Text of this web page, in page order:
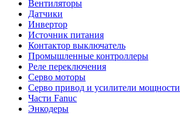
Вентиляторы
Датчики
Инвертор
Источник питания
Контактор выключатель
Промышленные контроллеры
Реле переключения
Серво моторы
Серво привод и усилители мощности
Части Fanuc
Энкодеры